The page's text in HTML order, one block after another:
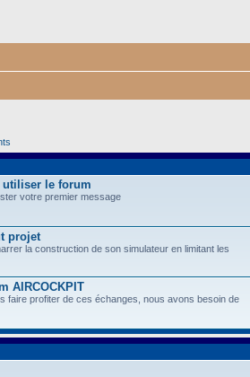
utiliser le forum
votre premier message
projet
la construction de son simulateur en limitant les
AIRCOCKPIT
faire profiter de ces échanges, nous avons besoin de